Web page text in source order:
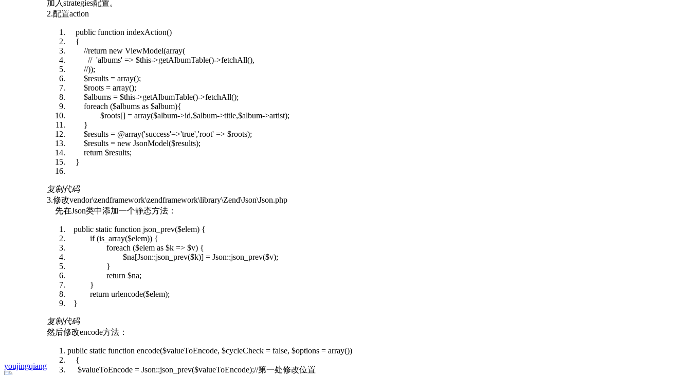
youjingqiang
加入strategies配置。
2.配置action
public function indexAction()
{
//return new ViewModel(array(
// 'albums' => $this->getAlbumTable()->fetchAll(),
//));
$results = array();
$roots = array();
$albums = $this->getAlbumTable()->fetchAll();
foreach ($albums as $album){
$roots[] = array($album->id,$album->title,$album->artist);
}
$results = @array('success'=>'true','root' => $roots);
$results = new JsonModel($results);
return $results;
}
复制代码
3.修改vendor\zendframework\zendframework\library\Zend\Json\Json.php
先在Json类中添加一个静态方法：
public static function json_prev($elem) {
if (is_array($elem)) {
foreach ($elem as $k => $v) {
$na[Json::json_prev($k)] = Json::json_prev($v);
}
return $na;
}
return urlencode($elem);
}
复制代码
然后修改encode方法：
public static function encode($valueToEncode, $cycleCheck = false, $options = array())
{
$valueToEncode = Json::json_prev($valueToEncode);//第一处修改位置